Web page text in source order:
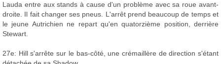
Lauda entre aux stands à cause d'un problème avec sa roue avant-
droite. Il fait changer ses pneus. L'arrêt prend beaucoup de temps et
le jeune Autrichien ne repart qu'en quatorzième position, derrière
Stewart.
27e: Hill s'arrête sur le bas-côté, une crémaillère de direction s'étant